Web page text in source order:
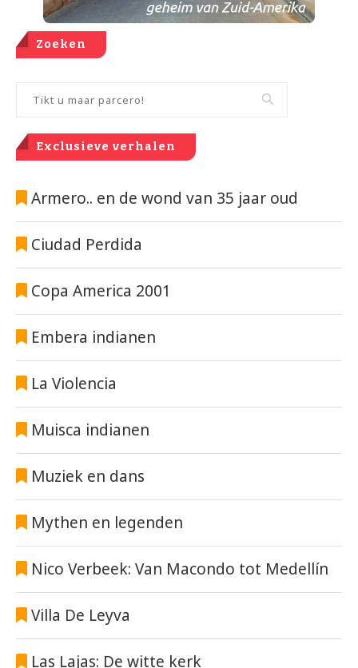
Zoeken
Exclusieve verhalen
Armero.. en de wond van 35 jaar oud
Ciudad Perdida
Copa America 2001
Embera indianen
La Violencia
Muisca indianen
Muziek en dans
Mythen en legenden
Nico Verbeek: Van Macondo tot Medellín
Villa De Leyva
Las Lajas: De witte kerk